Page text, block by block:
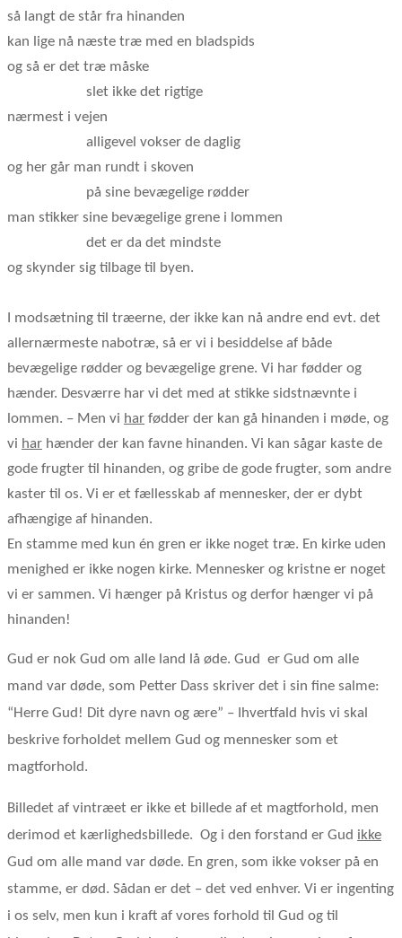
så langt de står fra hinanden
kan lige nå næste træ med en bladspids
og så er det træ måske
slet ikke det rigtige
nærmest i vejen
alligevel vokser de daglig
og her går man rundt i skoven
på sine bevægelige rødder
man stikker sine bevægelige grene i lommen
det er da det mindste
og skynder sig tilbage til byen.
I modsætning til træerne, der ikke kan nå andre end evt. det
allernærmeste nabotræ, så er vi i besiddelse af både
bevægelige rødder og bevægelige grene. Vi har fødder og
hænder. Desværre har vi det med at stikke sidstnævnte i
lommen. – Men vi har fødder der kan gå hinanden i møde, og
vi har hænder der kan favne hinanden. Vi kan sågar kaste de
gode frugter til hinanden, og gribe de gode frugter, som andre
kaster til os. Vi er et fællesskab af mennesker, der er dybt
afhængige af hinanden.
En stamme med kun én gren er ikke noget træ. En kirke uden
menighed er ikke nogen kirke. Mennesker og kristne er noget
vi er sammen. Vi hænger på Kristus og derfor hænger vi på
hinanden!
Gud er nok Gud om alle land lå øde. Gud er Gud om alle
mand var døde, som Petter Dass skriver det i sin fine salme:
“Herre Gud! Dit dyre navn og ære” – Ihvertfald hvis vi skal
beskrive forholdet mellem Gud og mennesker som et
magtforhold.
Billedet af vintræet er ikke et billede af et magtforhold, men
derimod et kærlighedsbillede. Og i den forstand er Gud ikke
Gud om alle mand var døde. En gren, som ikke vokser på en
stamme, er død. Sådan er det – det ved enhver. Vi er ingenting
i os selv, men kun i kraft af vores forhold til Gud og til